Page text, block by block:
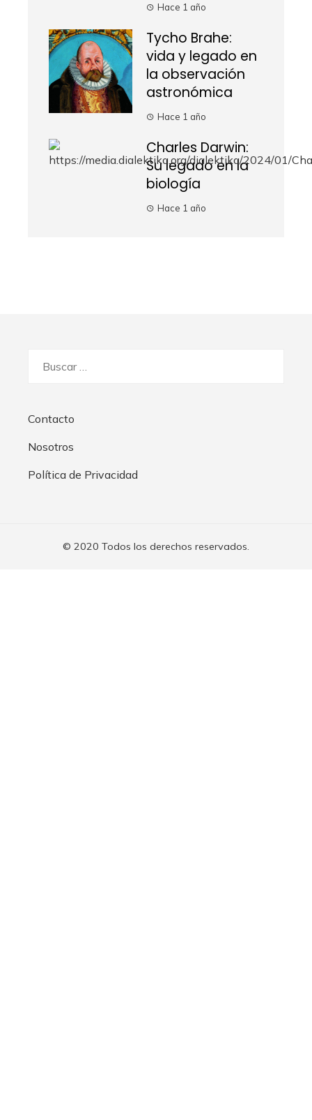
Hace 1 año
Tycho Brahe:
vida y legado en
la observación
astronómica
Hace 1 año
Charles Darwin:
Su legado en la
biología
Hace 1 año
Contacto
Nosotros
Política de Privacidad
© 2020 Todos los derechos reservados.